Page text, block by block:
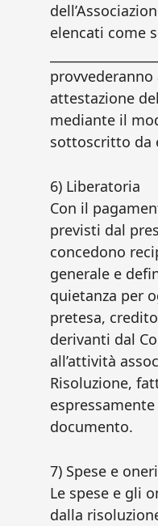
elencati come
attestazione
mediante il
sottoscritto da
6) Liberatoria
Con il
previsti dal
concedono
generale e
quietanza per
pretesa,
derivanti dal
all’attività
Risoluzione,
documento.
7) Spese e
Le spese e gli
dalla